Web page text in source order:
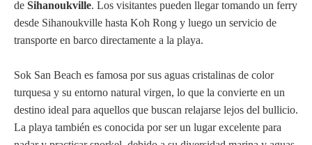
de Sihanoukville. Los visitantes pueden llegar tomando un ferry
desde Sihanoukville hasta Koh Rong y luego un servicio de
transporte en barco directamente a la playa.
Sok San Beach es famosa por sus aguas cristalinas de color
turquesa y su entorno natural virgen, lo que la convierte en un
destino ideal para aquellos que buscan relajarse lejos del bullicio.
La playa también es conocida por ser un lugar excelente para